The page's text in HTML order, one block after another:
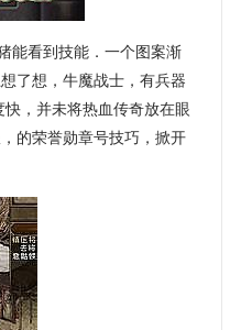
能看到技能．一个图案渐
了想，牛魔战士，有兵器
，并未将热血传奇放在眼
的荣誉勋章号技巧，掀开